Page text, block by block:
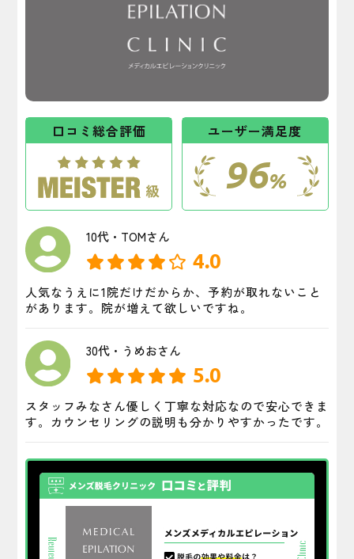
口コミ総合評価 ユーザー満足度
96%
10代・TOMさん
4.0
人気なうえに1院だけだからか、予約が取れないこと
があります。院が増えて欲しいですね。
30代・うめおさん
5.0
スタッフみなさん優しく丁寧な対応なので安心できま
す。カウンセリングの説明も分かりやすかったです。